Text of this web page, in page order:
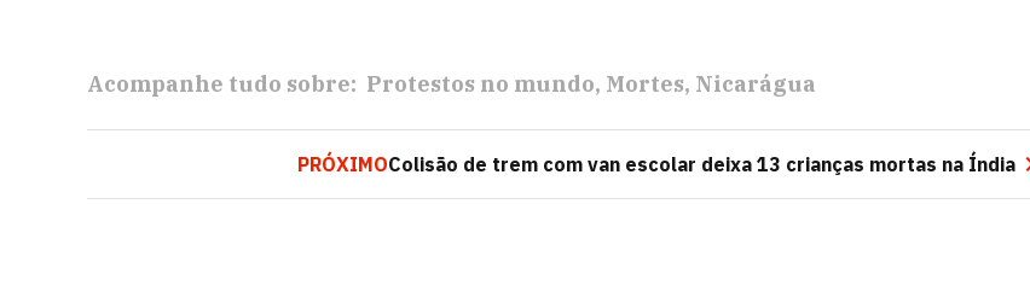
Acompanhe tudo sobre: Protestos no mundo Mortes Nicarágua
PRÓXIMOColisão de trem com van escolar deixa 13 crianças mortas na Índia